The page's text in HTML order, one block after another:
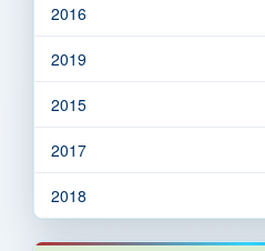
2016
2019
2015
2017
2018